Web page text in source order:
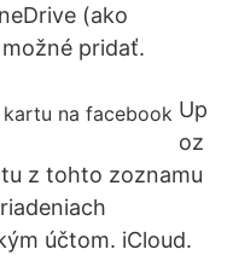
(ako
pridať.
Up
oz
z tohto zoznamu
účtom. iCloud.